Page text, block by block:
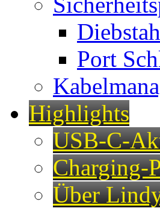
Port
Highlights
USB-C-
Charging-
Über